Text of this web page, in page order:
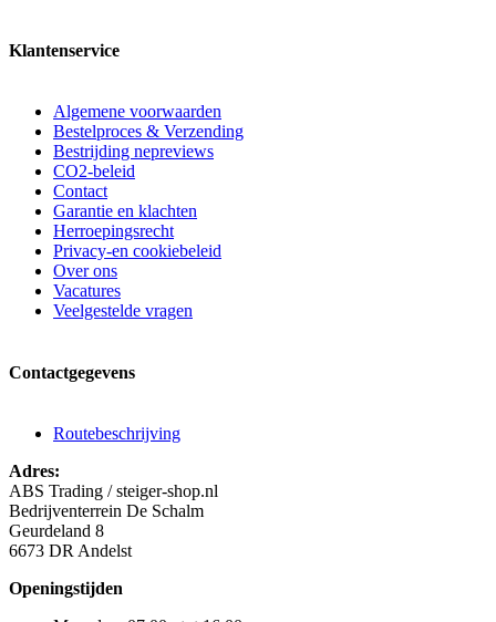
Klantenservice
Algemene voorwaarden
Bestelproces & Verzending
Bestrijding nepreviews
CO2-beleid
Contact
Garantie en klachten
Herroepingsrecht
Privacy-en cookiebeleid
Over ons
Vacatures
Veelgestelde vragen
Contactgegevens
Routebeschrijving
Adres:
ABS Trading / steiger-shop.nl
Bedrijventerrein De Schalm
Geurdeland 8
6673 DR Andelst
Openingstijden